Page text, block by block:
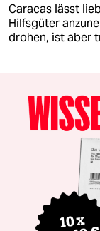
Caracas lässt
Hilfsgüter
drohen, ist aber